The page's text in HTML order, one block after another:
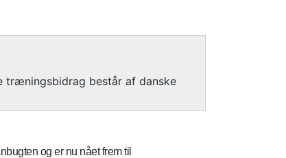
træningsbidrag består af danske
og er nu nået frem til